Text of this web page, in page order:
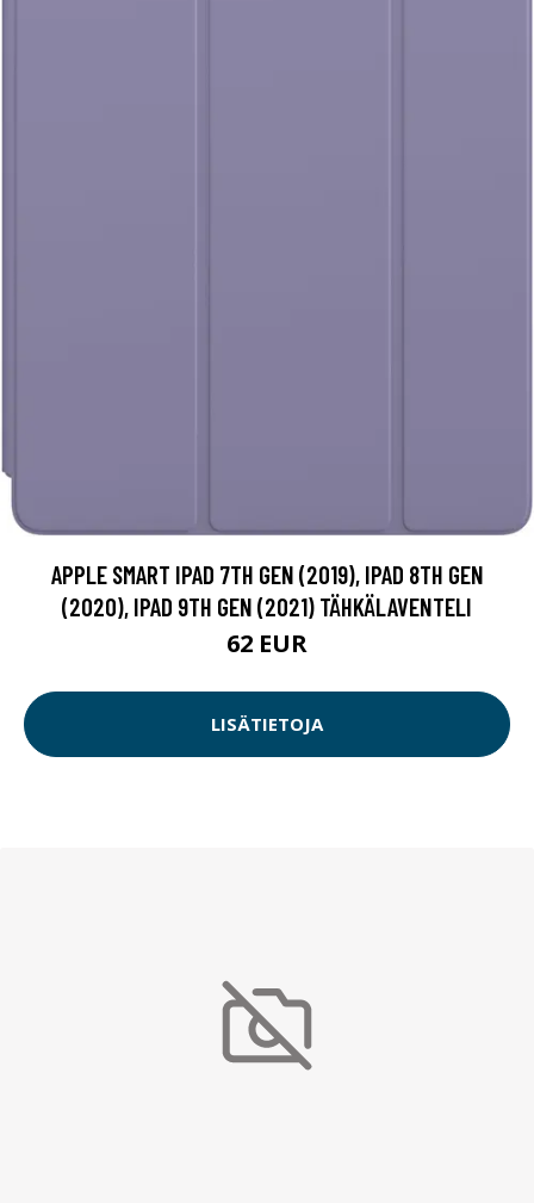
APPLE SMART IPAD 7TH GEN (2019), IPAD 8TH GEN
(2020), IPAD 9TH GEN (2021) TÄHKÄLAVENTELI
62 EUR
LISÄTIETOJA